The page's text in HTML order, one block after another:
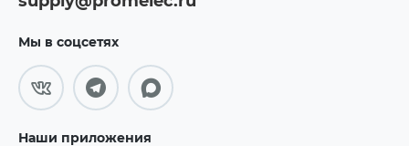
Мы в соцсетях
Наши приложения